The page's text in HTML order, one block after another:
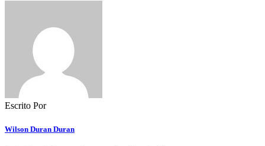
Escrito Por
Wilson Duran Duran